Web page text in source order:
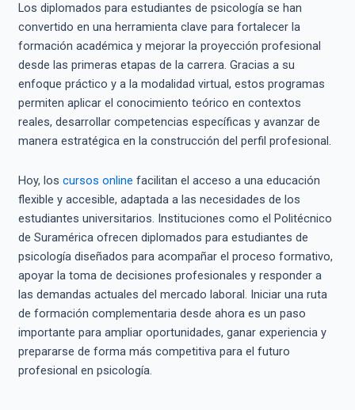
Los diplomados para estudiantes de psicología se han
convertido en una herramienta clave para fortalecer la
formación académica y mejorar la proyección profesional
desde las primeras etapas de la carrera. Gracias a su
enfoque práctico y a la modalidad virtual, estos programas
permiten aplicar el conocimiento teórico en contextos
reales, desarrollar competencias específicas y avanzar de
manera estratégica en la construcción del perfil profesional.
Hoy, los cursos online facilitan el acceso a una educación
flexible y accesible, adaptada a las necesidades de los
estudiantes universitarios. Instituciones como el Politécnico
de Suramérica ofrecen diplomados para estudiantes de
psicología diseñados para acompañar el proceso formativo,
apoyar la toma de decisiones profesionales y responder a
las demandas actuales del mercado laboral. Iniciar una ruta
de formación complementaria desde ahora es un paso
importante para ampliar oportunidades, ganar experiencia y
prepararse de forma más competitiva para el futuro
profesional en psicología.